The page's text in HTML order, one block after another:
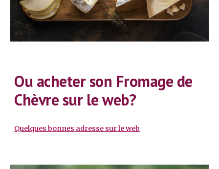
Ou acheter son Fromage de
Chèvre sur le web?
Quelques bonnes adresse sur le web